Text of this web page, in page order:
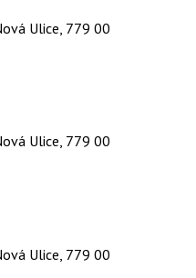
Ulice, 779 00
Ulice, 779 00
Ulice, 779 00